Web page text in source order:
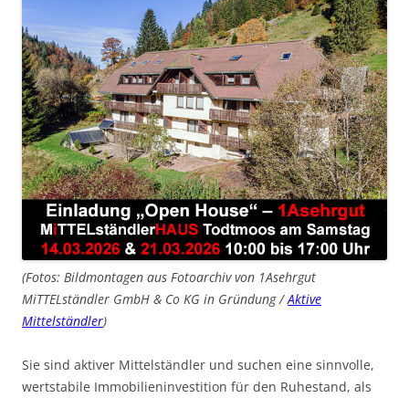
(Fotos: Bildmontagen aus Fotoarchiv von 1Asehrgut
MiTTELständler GmbH & Co KG in Gründung /Aktive
Mittelständler)
Sie sind aktiver Mittelständler und suchen eine sinnvolle,
wertstabile Immobilieninvestition für den Ruhestand, als